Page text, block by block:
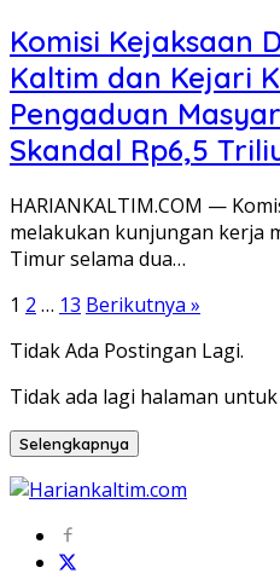
Komisi Kejaksaan
Kaltim dan Kejari
Pengaduan
Skandal Rp6,5
HARIANKALTIM.COM —
melakukan kunjungan kerja
Timur selama dua…
Paginasi
pos
1 2 … 13 Berikutnya »
Tidak Ada Postingan Lagi.
Tidak ada lagi halaman
Selengkapnya